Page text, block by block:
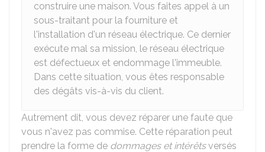
construire une maison. Vous faites appel à un
sous-traitant pour la fourniture et
l'installation d'un réseau électrique. Ce dernier
exécute mal sa mission, le réseau électrique
est défectueux et endommage l'immeuble.
Dans cette situation, vous êtes responsable
des dégâts vis-à-vis du client.
Autrement dit, vous devez réparer une faute que
vous n'avez pas commise. Cette réparation peut
prendre la forme de dommages et intérêtsversés